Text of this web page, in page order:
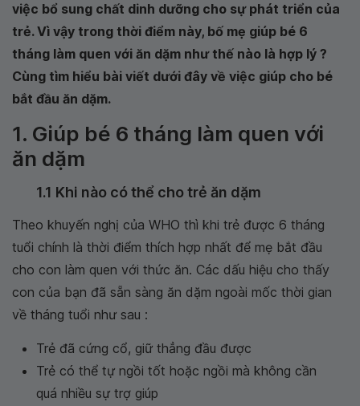
việc bổ sung chất dinh dưỡng cho sự phát triển của
trẻ. Vì vậy trong thời điểm này, bố mẹ giúp bé 6
tháng làm quen với ăn dặm như thế nào là hợp lý ?
Cùng tìm hiểu bài viết dưới đây về việc giúp cho bé
bắt đầu ăn dặm.
1. Giúp bé 6 tháng làm quen với
ăn dặm
1.1 Khi nào có thể cho trẻ ăn dặm
Theo khuyến nghị của WHO thì khi trẻ được 6 tháng
tuổi chính là thời điểm thích hợp nhất để mẹ bắt đầu
cho con làm quen với thức ăn. Các dấu hiệu cho thấy
con của bạn đã sẵn sàng ăn dặm ngoài mốc thời gian
về tháng tuổi như sau :
Trẻ đã cứng cổ, giữ thẳng đầu được
Trẻ có thể tự ngồi tốt hoặc ngồi mà không cần
quá nhiều sự trợ giúp